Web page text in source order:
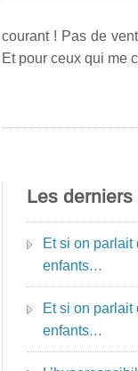
courant ! Pas de
Et pour ceux qui me
Les
Et si on parlait
enfants…
Et si on parlait
enfants…